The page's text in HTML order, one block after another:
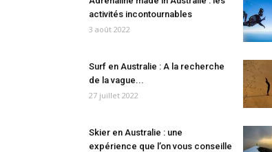
activités incontournables
3 août 2022
Surf en Australie : A la recherche
de la vague...
27 juillet 2022
Skier en Australie : une
expérience que l’on vous conseille